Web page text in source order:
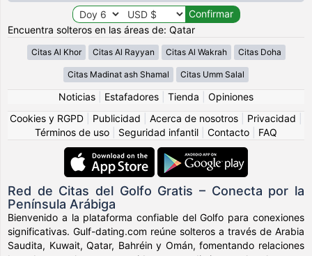
Encuentra solteros en las áreas de: Qatar
Citas Al Khor Citas Al Rayyan Citas Al Wakrah Citas Doha
Citas Madinat ash Shamal Citas Umm Salal
Noticias Estafadores Tienda
Opiniones
Cookies y RGPD
Publicidad Acerca de nosotros Privacidad
Términos de uso
Seguridad infantil Contacto FAQ
Red de Citas del Golfo Gratis – Conecta por la
Península Arábiga
Bienvenido a la plataforma confiable del Golfo para conexiones
significativas. Gulf-dating.com reúne solteros a través de Arabia
Saudita, Kuwait, Qatar, Bahréin y Omán, fomentando relaciones